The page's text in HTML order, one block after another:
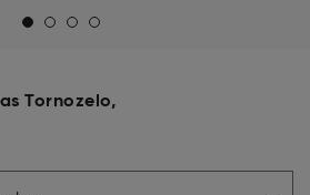
Tornozelo,